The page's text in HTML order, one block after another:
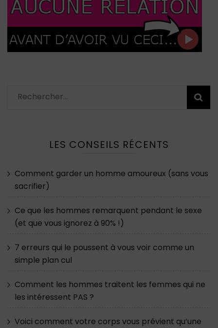
Rechercher :
LES CONSEILS RÉCENTS
Comment garder un homme amoureux (sans vous
sacrifier)
Ce que les hommes remarquent pendant le sexe
(et que vous ignorez à 90% !)
7 erreurs qui le poussent à vous voir comme un
simple plan cul
Comment les hommes traitent les femmes qui ne
les intéressent PAS ?
Voici comment votre corps vous prévient qu’une